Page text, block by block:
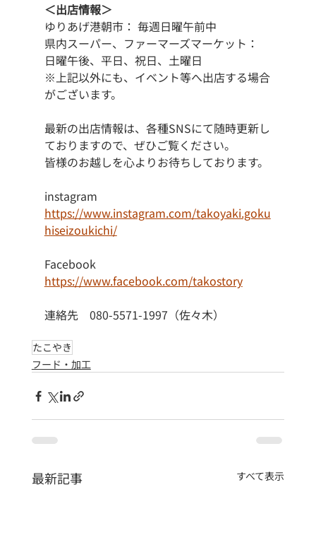
＜出店情報＞
ゆりあげ港朝市： 毎週日曜午前中
県内スーパー、ファーマーズマーケット：
日曜午後、平日、祝日、土曜日
※上記以外にも、イベント等へ出店する場合
がございます。
最新の出店情報は、各種SNSにて随時更新し
ておりますので、ぜひご覧ください。
皆様のお越しを心よりお待ちしております。
instagram
https://www.instagram.com/takoyaki.goku
hiseizoukichi/
Facebook
https://www.facebook.com/takostory
連絡先　080-5571-1997（佐々木）
たこやき
フード・加工
最新記事 すべて表示